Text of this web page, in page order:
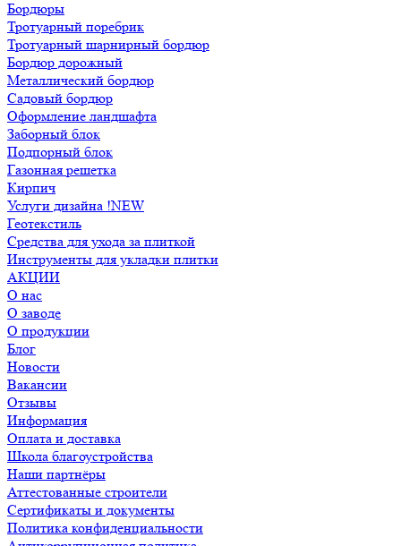
Бордюры
Тротуарный поребрик
Тротуарный шарнирный бордюр
Бордюр дорожный
Металлический бордюр
Садовый бордюр
Оформление ландшафта
Заборный блок
Подпорный блок
Газонная решетка
Кирпич
Услуги дизайна !NEW
Геотекстиль
Средства для ухода за плиткой
Инструменты для укладки плитки
АКЦИИ
О нас
О заводе
О продукции
Блог
Новости
Вакансии
Отзывы
Информация
Оплата и доставка
Школа благоустройства
Наши партнёры
Аттестованные строители
Сертификаты и документы
Политика конфиденциальности